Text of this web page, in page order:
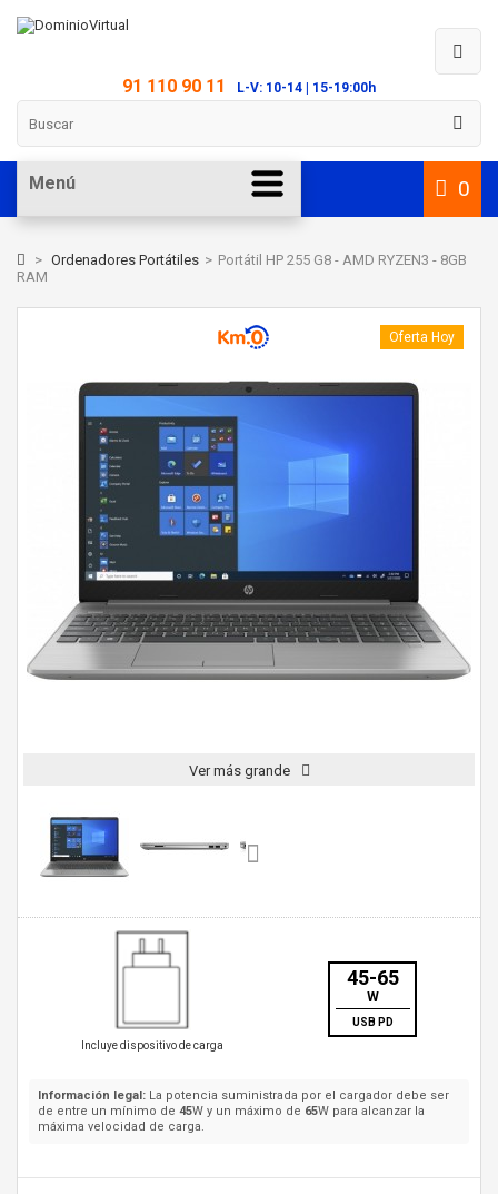
91 110 90 11 L-V: 10-14 | 15-19:00h
0
Menú
> Ordenadores Portátiles > Portátil HP 255 G8 - AMD RYZEN3 - 8GB
RAM
Oferta Hoy
Ver más grande
Incluye dispositivo de carga
45-65
W
USB PD
Información legal: La potencia suministrada por el cargador debe ser
de entre un mínimo de 45W y un máximo de 65W para alcanzar la
máxima velocidad de carga.